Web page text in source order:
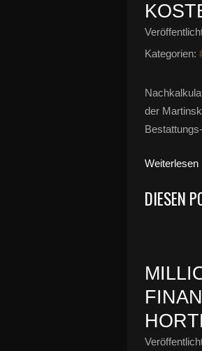
Kategorien:
der
Weiterlesen
DIESEN